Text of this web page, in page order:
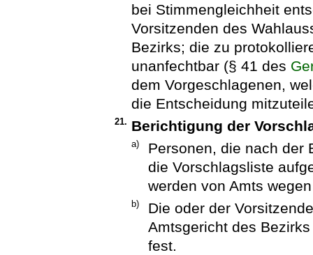
bei Stimmengleichheit
Vorsitzenden des
Bezirks; die zu
unanfechtbar (§ 41 des
dem Vorgeschlagenen,
die Entscheidung
21. Berichtigung der
a)
Personen, die nach der
die Vorschlagsliste
werden von Amts
b)
Die oder der
Amtsgericht des
fest.